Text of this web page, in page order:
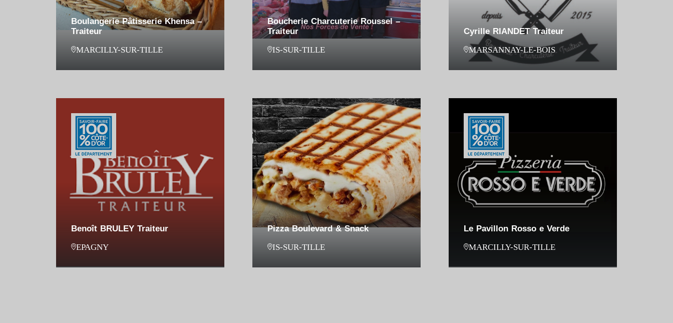
Boulangerie Pâtisserie Khensa –
Traiteur
MARCILLY-SUR-TILLE
Boucherie Charcuterie Roussel –
Traiteur
IS-SUR-TILLE
Cyrille RIANDET Traiteur
MARSANNAY-LE-BOIS
Benoît BRULEY Traiteur
EPAGNY
Pizza Boulevard & Snack
IS-SUR-TILLE
Le Pavillon Rosso e Verde
MARCILLY-SUR-TILLE